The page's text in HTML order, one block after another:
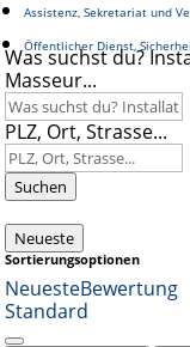
Assistenz, Sekretariat und
Öffentlicher Dienst,
Was suchst du?
Masseur...
PLZ, Ort, Strasse...
Suchen
Neueste
Sortierungsoptionen
NeuesteBewertung
Standard